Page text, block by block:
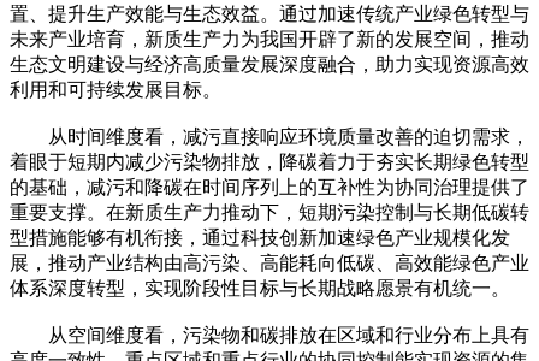
置、提升生产效能与生态效益。通过加速传统产业绿色转型与
未来产业培育，新质生产力为我国开辟了新的发展空间，推动
生态文明建设与经济高质量发展深度融合，助力实现资源高效
利用和可持续发展目标。
从时间维度看，减污直接响应环境质量改善的迫切需求，
着眼于短期内减少污染物排放，降碳着力于夯实长期绿色转型
的基础，减污和降碳在时间序列上的互补性为协同治理提供了
重要支撑。在新质生产力推动下，短期污染控制与长期低碳转
型措施能够有机衔接，通过科技创新加速绿色产业规模化发
展，推动产业结构由高污染、高能耗向低碳、高效能绿色产业
体系深度转型，实现阶段性目标与长期战略愿景有机统一。
从空间维度看，污染物和碳排放在区域和行业分布上具有